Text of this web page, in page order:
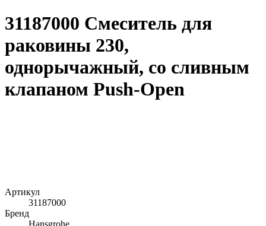
31187000 Смеситель для
раковины 230,
однорычажный, cо сливным
клапаном Push-Open
Артикул
31187000
Бренд
Hansgrohe